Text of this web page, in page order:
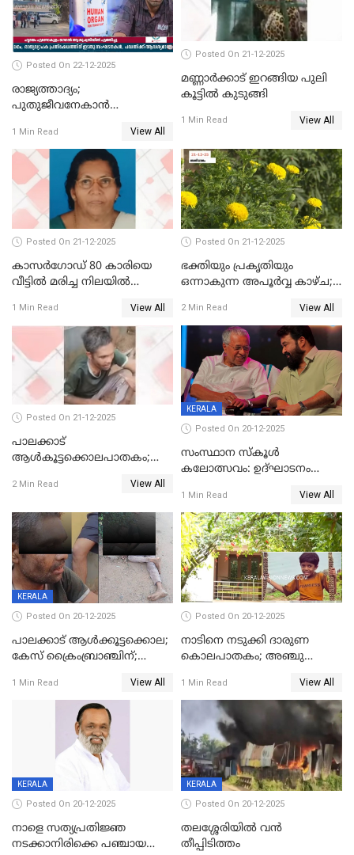
Posted On 22-12-2025
രാജ്യത്താദ്യം;
പുതുജീവനേകാൻ
എറണാകുളം സർക്കാർ
ജനറൽ
ആശുപത്രിയിലെത്തിച്ചു
1 Min Read View All
Posted On 21-12-2025
മണ്ണാർക്കാട് ഇറങ്ങിയ പുലി
കൂട്ടിൽ കുടുങ്ങി
1 Min Read View All
Posted On 21-12-2025
കാസർഗോഡ് 80 കാരിയെ
വീട്ടിൽ മരിച്ച നിലയിൽ
1 Min Read View All
Posted On 21-12-2025
ഭക്തിയും പ്രകൃതിയും
ഒന്നാകുന്ന അപൂര്‍വ്വ കാഴ്ച;
കാഴ്ചാനുഭവമൊരുക്കി
ശബരീ നന്ദനം
2 Min Read View All
Posted On 21-12-2025
പാലക്കാട്‌
ആൾകൂട്ടക്കൊലപാതകം;
ഊർജ്ജിതമാക്കിമാക്കി
2 Min Read View All
KERALA
Posted On 20-12-2025
സംസ്ഥാന സ്കൂൾ
കലോത്സവം: ഉദ്ഘാടനം
മുഖ്യാതിഥിയായി
മോഹൻലാൽ
1 Min Read View All
KERALA
Posted On 20-12-2025
പാലക്കാട് ആൾക്കൂട്ടക്കൊല;
കേസ് ക്രൈംബ്രാഞ്ചിന്;
അന്വേഷിക്കും
1 Min Read View All
Posted On 20-12-2025
നാടിനെ നടുക്കി ദാരുണ
കൊലപാതകം; അഞ്ചു
കഴുത്തുഞെരിച്ച് കൊന്നു
1 Min Read View All
KERALA
Posted On 20-12-2025
നാളെ സത്യപ്രതിജ്ഞ
നടക്കാനിരിക്കെ പഞ്ചായത്ത്
KERALA
Posted On 20-12-2025
തലശ്ശേരിയിൽ വൻ
തീപ്പിടിത്തം